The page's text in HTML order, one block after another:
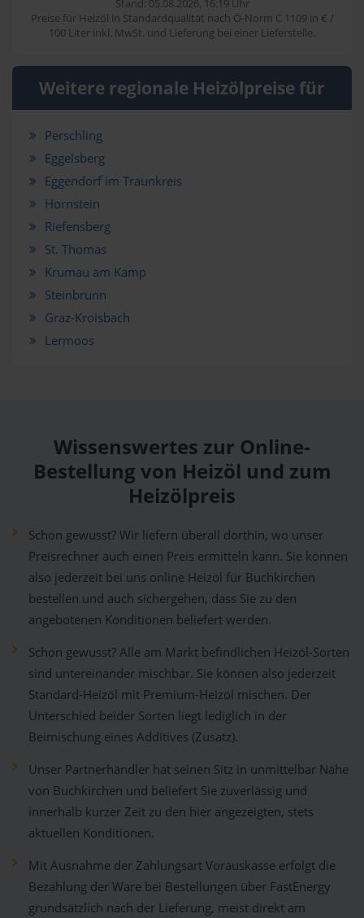
Stand: 05.08.2026, 16:19 Uhr
Preise für Heizöl in Standardqualität nach Ö-Norm C 1109 in € /
100 Liter inkl. MwSt. und Lieferung bei einer Lieferstelle.
Weitere regionale Heizölpreise für
Perschling
Eggelsberg
Eggendorf im Traunkreis
Hornstein
Riefensberg
St. Thomas
Krumau am Kamp
Steinbrunn
Graz-Kroisbach
Lermoos
Wissenswertes zur Online-
Bestellung von Heizöl und zum
Heizölpreis
Schon gewusst? Wir liefern überall dorthin, wo unser
Preisrechner auch einen Preis ermitteln kann. Sie können
also jederzeit bei uns online Heizöl für Buchkirchen
bestellen und auch sichergehen, dass Sie zu den
angebotenen Konditionen beliefert werden.
Schon gewusst? Alle am Markt befindlichen Heizöl-Sorten
sind untereinander mischbar. Sie können also jederzeit
Standard-Heizöl mit Premium-Heizöl mischen. Der
Unterschied beider Sorten liegt lediglich in der
Beimischung eines Additives (Zusatz).
Unser Partnerhändler hat seinen Sitz in unmittelbar Nähe
von Buchkirchen und beliefert Sie zuverlässig und
innerhalb kurzer Zeit zu den hier angezeigten, stets
aktuellen Konditionen.
Mit Ausnahme der Zahlungsart Vorauskasse erfolgt die
Bezahlung der Ware bei Bestellungen über FastEnergy
grundsätzlich nach der Lieferung, meist direkt am